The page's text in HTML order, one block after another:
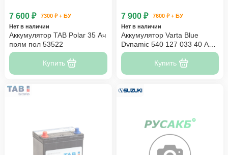
7 600 ₽
7300 ₽ + БУ
Нет в наличии
Аккумулятор TAB Polar 35 Ач
прям пол 53522
Купить
7 900 ₽
7600 ₽ + БУ
Нет в наличии
Аккумулятор Varta Blue
Dynamic 540 127 033 40 Ач
прям пол
Купить